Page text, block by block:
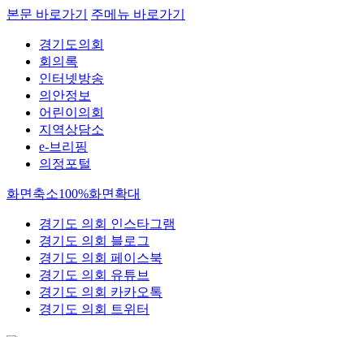
본문 바로가기 주메뉴 바로가기
경기도의회
회의록
인터넷방송
의안정보
어린이의회
지역상담소
e-브리핑
의정포털
화면축소100%화면확대
경기도 의회 인스타그램
경기도 의회 블로그
경기도 의회 페이스북
경기도 의회 유튜브
경기도 의회 카카오톡
경기도 의회 트위터